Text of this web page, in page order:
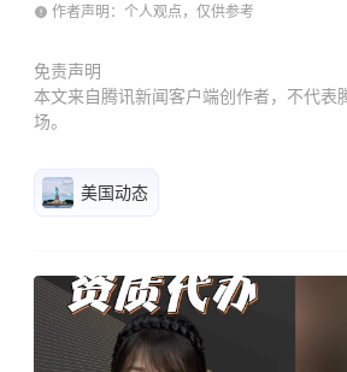
作者声明：个人观点，仅供参考
免责声明
本文来自腾讯新闻客户端创作者，不代表
场。
美国动态